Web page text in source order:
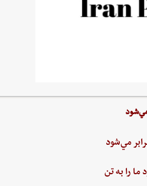
مي‌شود
را به‌ تن